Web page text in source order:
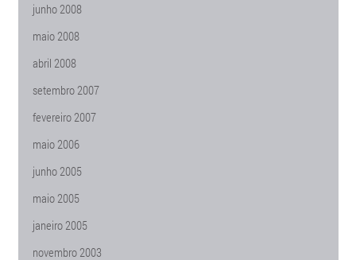
junho 2008
maio 2008
abril 2008
setembro 2007
fevereiro 2007
maio 2006
junho 2005
maio 2005
janeiro 2005
novembro 2003